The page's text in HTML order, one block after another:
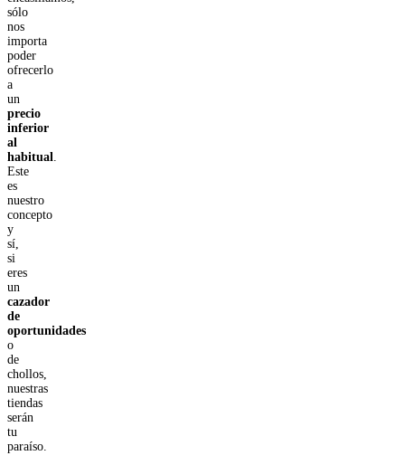
sólo
nos
importa
poder
ofrecerlo
a
un
precio
inferior
al
habitual
Este
es
nuestro
concepto
y
sí,
si
eres
un
cazador
de
oportunidades
o
de
chollos,
nuestras
tiendas
serán
tu
paraíso.